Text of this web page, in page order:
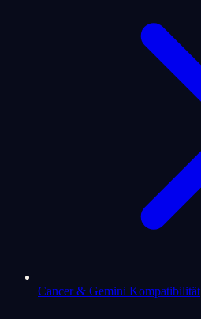
Cancer & Gemini Kompatibilität